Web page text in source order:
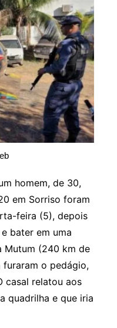
homem, de 30,
em Sorriso foram
feira (5), depois
bater em uma
Mutum (240 km de
furaram o pedágio,
casal relatou aos
quadrilha e que iria